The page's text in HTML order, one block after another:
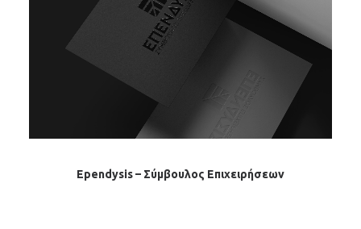
Ependysis – Σύμβουλος Επιχειρήσεων